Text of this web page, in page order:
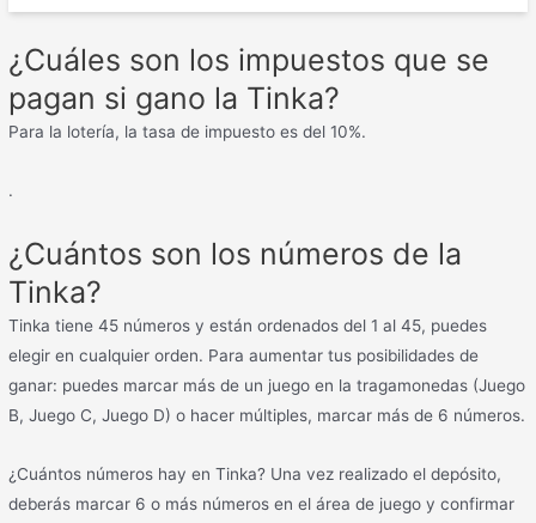
¿Cuáles son los impuestos que se
pagan si gano la Tinka?
Para la lotería, la tasa de impuesto es del 10%.
.
¿Cuántos son los números de la
Tinka?
Tinka tiene 45 números y están ordenados del 1 al 45, puedes
elegir en cualquier orden. Para aumentar tus posibilidades de
ganar: puedes marcar más de un juego en la tragamonedas (Juego
B, Juego C, Juego D) o hacer múltiples, marcar más de 6 números.
¿Cuántos números hay en Tinka? Una vez realizado el depósito,
deberás marcar 6 o más números en el área de juego y confirmar